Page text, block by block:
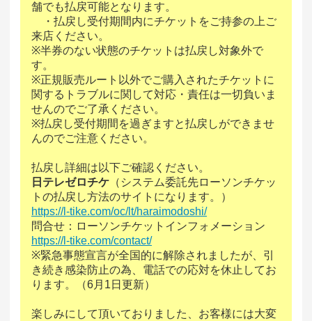
舗でも払戻可能となります。
・払戻し受付期間内にチケットをご持参の上ご
来店ください。
※半券のない状態のチケットは払戻し対象外で
す。
※正規販売ルート以外でご購入されたチケットに
関するトラブルに関して対応・責任は一切負いま
せんのでご了承ください。
※払戻し受付期間を過ぎますと払戻しができませ
んのでご注意ください。
払戻し詳細は以下ご確認ください。
日テレゼロチケ （システム委託先ローソンチケッ
トの払戻し方法のサイトになります。）
https://l-tike.com/oc/lt/haraimodoshi/
問合せ：ローソンチケットインフォメーション
https://l-tike.com/contact/
※緊急事態宣言が全国的に解除されましたが、引
き続き感染防止の為、電話での応対を休止してお
ります。（6月1日更新）
楽しみにして頂いておりました、お客様には大変